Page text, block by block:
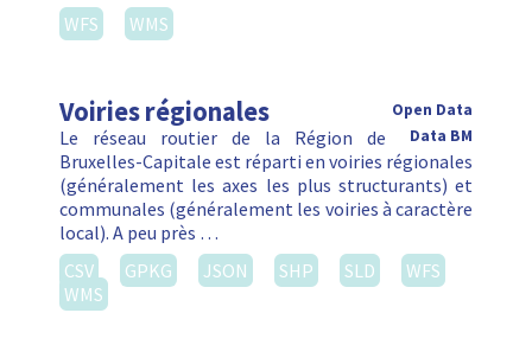
WFS
WMS
Voiries régionales
Open Data
Data BM
Le réseau routier de la Région de
Bruxelles-Capitale est réparti en voiries régionales
(généralement les axes les plus structurants) et
communales (généralement les voiries à caractère
local). A peu près …
CSV
GPKG JSON SHP SLD
WFS
WMS